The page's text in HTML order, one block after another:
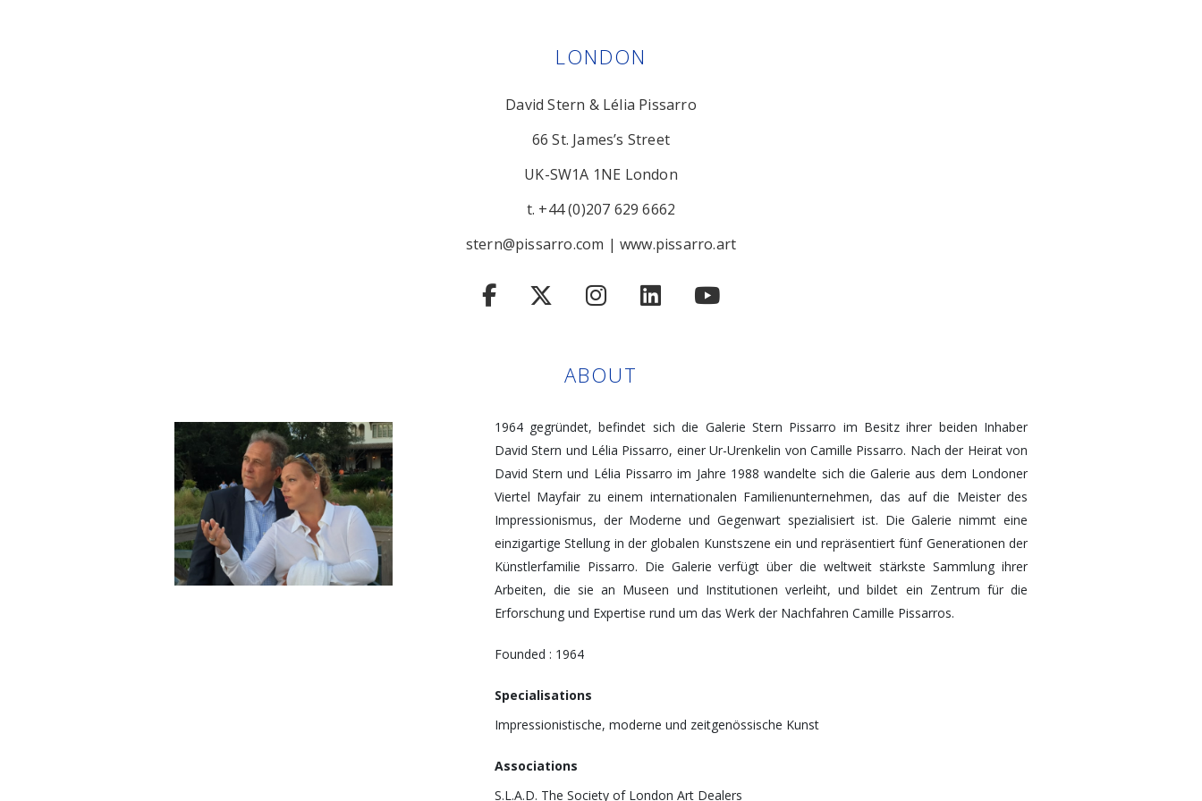
LONDON
David Stern & Lélia Pissarro
66 St. James’s Street
UK-SW1A 1NE London
t. +44 (0)207 629 6662
stern@pissarro.com | www.pissarro.art
ABOUT
1964 gegründet, befindet sich die Galerie Stern Pissarro im Besitz ihrer beiden Inhaber
David Stern und Lélia Pissarro, einer Ur-Urenkelin von Camille Pissarro. Nach der Heirat von
David Stern und Lélia Pissarro im Jahre 1988 wandelte sich die Galerie aus dem Londoner
Viertel Mayfair zu einem internationalen Familienunternehmen, das auf die Meister des
Impressionismus, der Moderne und Gegenwart spezialisiert ist. Die Galerie nimmt eine
einzigartige Stellung in der globalen Kunstszene ein und repräsentiert fünf Generationen der
Künstlerfamilie Pissarro. Die Galerie verfügt über die weltweit stärkste Sammlung ihrer
Arbeiten, die sie an Museen und Institutionen verleiht, und bildet ein Zentrum für die
Erforschung und Expertise rund um das Werk der Nachfahren Camille Pissarros.
Founded : 1964
Specialisations
Impressionistische, moderne und zeitgenössische Kunst
Associations
S.L.A.D. The Society of London Art Dealers